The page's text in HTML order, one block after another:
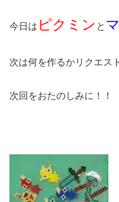
今日は ピクミン と
次は何を作るかリクエス
次回をおたのしみに！！